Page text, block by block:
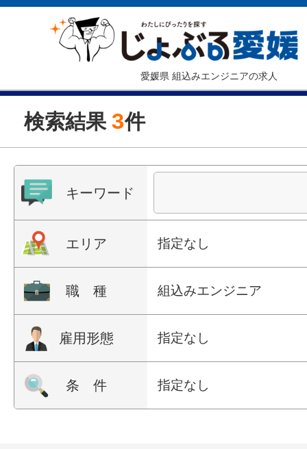
愛媛県 組込みエンジニアの求人
検索結果 3件
キーワード
エリア 指定なし
職 種 組込みエンジニア
雇用形態 指定なし
条 件 指定なし